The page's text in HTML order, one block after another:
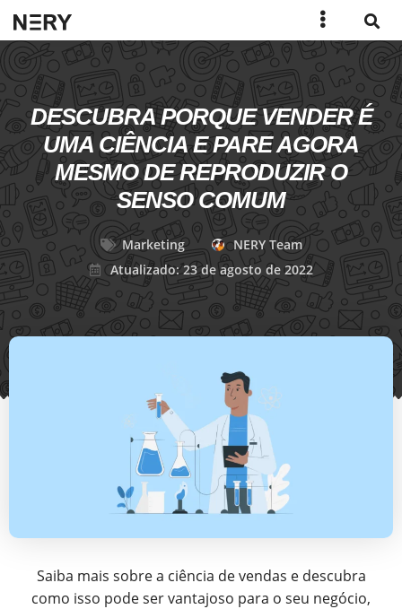
DESCUBRA PORQUE VENDER É
UMA CIÊNCIA E PARE AGORA
MESMO DE REPRODUZIR O
SENSO COMUM
Marketing
NERY Team
Atualizado: 23 de agosto de 2022
Saiba mais sobre a ciência de vendas e descubra
como isso pode ser vantajoso para o seu negócio,